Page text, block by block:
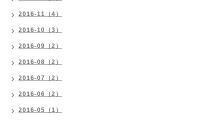
2016-11（4）
2016-10（3）
2016-09（2）
2016-08（2）
2016-07（2）
2016-06（2）
2016-05（1）